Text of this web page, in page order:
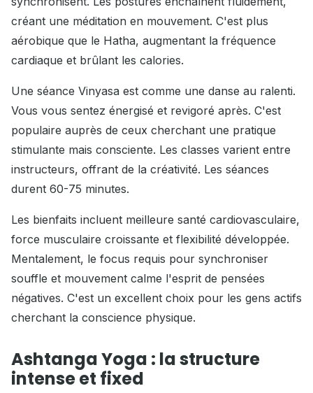
créant une méditation en mouvement. C'est plus
aérobique que le Hatha, augmentant la fréquence
cardiaque et brûlant les calories.
Une séance Vinyasa est comme une danse au ralenti.
Vous vous sentez énergisé et revigoré après. C'est
populaire auprès de ceux cherchant une pratique
stimulante mais consciente. Les classes varient entre
instructeurs, offrant de la créativité. Les séances
durent 60-75 minutes.
Les bienfaits incluent meilleure santé cardiovasculaire,
force musculaire croissante et flexibilité développée.
Mentalement, le focus requis pour synchroniser
souffle et mouvement calme l'esprit de pensées
négatives. C'est un excellent choix pour les gens actifs
cherchant la conscience physique.
Ashtanga Yoga : la structure
intense et fixed